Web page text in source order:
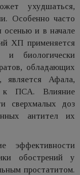
ухудшаться,
Особенно часто
и в начале
ХП применяется
и биологически
обладающих
является Афала,
к ПСА. Влияние
сверхмалых доз
антител их
эффективности
обострений у
простатитом.